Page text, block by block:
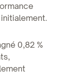
0,82 %